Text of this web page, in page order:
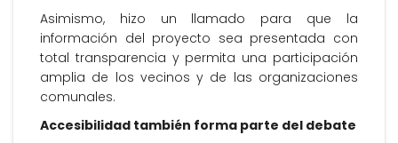
Asimismo, hizo un llamado para que la
información del proyecto sea presentada con
total transparencia y permita una participación
amplia de los vecinos y de las organizaciones
comunales.
Accesibilidad también forma parte del debate